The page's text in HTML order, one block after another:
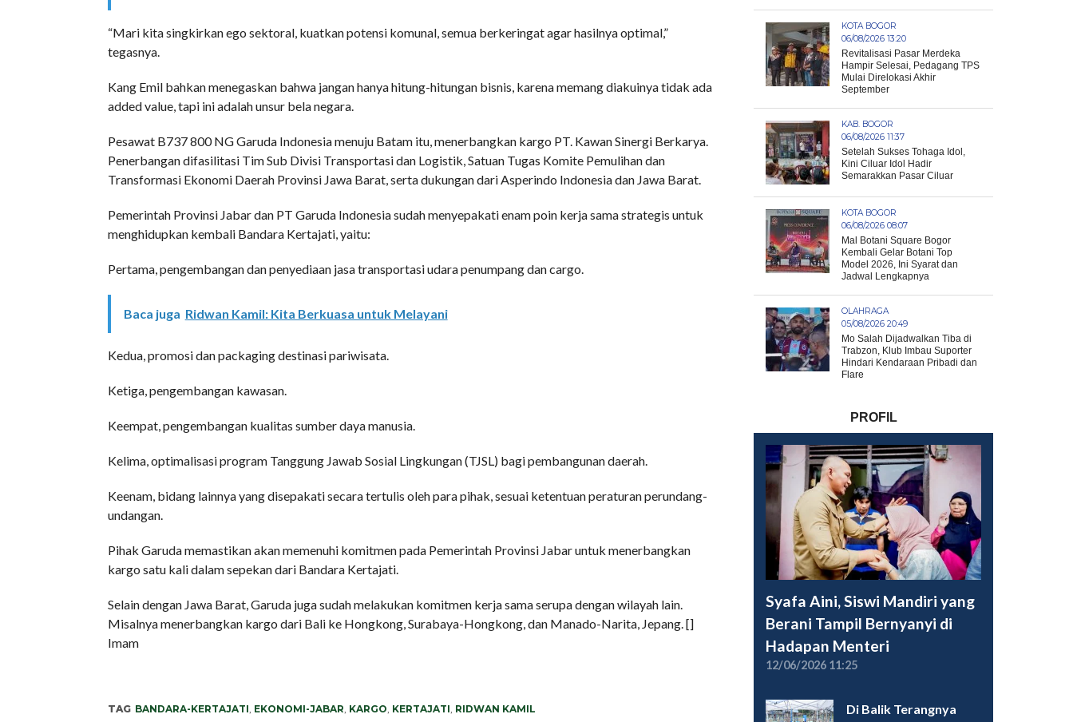
“Mari kita singkirkan ego sektoral, kuatkan potensi komunal, semua berkeringat agar hasilnya optimal,”
tegasnya.
Kang Emil bahkan menegaskan bahwa jangan hanya hitung-hitungan bisnis, karena memang diakuinya tidak ada
added value, tapi ini adalah unsur bela negara.
Pesawat B737 800 NG Garuda Indonesia menuju Batam itu, menerbangkan kargo PT. Kawan Sinergi Berkarya.
Penerbangan difasilitasi Tim Sub Divisi Transportasi dan Logistik, Satuan Tugas Komite Pemulihan dan
Transformasi Ekonomi Daerah Provinsi Jawa Barat, serta dukungan dari Asperindo Indonesia dan Jawa Barat.
Pemerintah Provinsi Jabar dan PT Garuda Indonesia sudah menyepakati enam poin kerja sama strategis untuk
menghidupkan kembali Bandara Kertajati, yaitu:
Pertama, pengembangan dan penyediaan jasa transportasi udara penumpang dan cargo.
Baca juga Ridwan Kamil: Kita Berkuasa untuk Melayani
Kedua, promosi dan packaging destinasi pariwisata.
Ketiga, pengembangan kawasan.
Keempat, pengembangan kualitas sumber daya manusia.
Kelima, optimalisasi program Tanggung Jawab Sosial Lingkungan (TJSL) bagi pembangunan daerah.
Keenam, bidang lainnya yang disepakati secara tertulis oleh para pihak, sesuai ketentuan peraturan perundang-
undangan.
Pihak Garuda memastikan akan memenuhi komitmen pada Pemerintah Provinsi Jabar untuk menerbangkan
kargo satu kali dalam sepekan dari Bandara Kertajati.
Selain dengan Jawa Barat, Garuda juga sudah melakukan komitmen kerja sama serupa dengan wilayah lain.
Misalnya menerbangkan kargo dari Bali ke Hongkong, Surabaya-Hongkong, dan Manado-Narita, Jepang. []
Imam
TAG BANDARA-KERTAJATI, EKONOMI-JABAR, KARGO, KERTAJATI, RIDWAN KAMIL
KOTA BOGOR
06/08/2026 13:20
Revitalisasi Pasar Merdeka
Hampir Selesai, Pedagang TPS
Mulai Direlokasi Akhir
September
KAB. BOGOR
06/08/2026 11:37
Setelah Sukses Tohaga Idol,
Kini Ciluar Idol Hadir
Semarakkan Pasar Ciluar
KOTA BOGOR
06/08/2026 08:07
Mal Botani Square Bogor
Kembali Gelar Botani Top
Model 2026, Ini Syarat dan
Jadwal Lengkapnya
OLAHRAGA
05/08/2026 20:49
Mo Salah Dijadwalkan Tiba di
Trabzon, Klub Imbau Suporter
Hindari Kendaraan Pribadi dan
Flare
PROFIL
Syafa Aini, Siswi Mandiri yang
Berani Tampil Bernyanyi di
Hadapan Menteri
12/06/2026 11:25
Di Balik Terangnya